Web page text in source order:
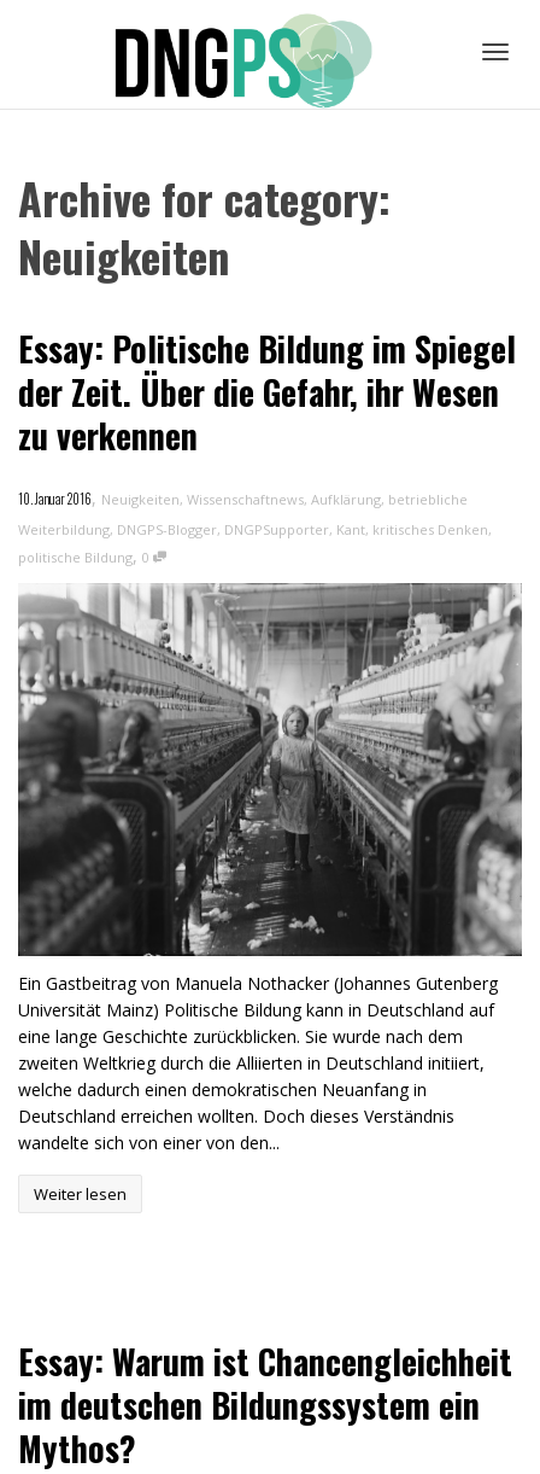
Archive for category:
Neuigkeiten
Essay: Politische Bildung im Spiegel
der Zeit. Über die Gefahr, ihr Wesen
zu verkennen
10. Januar 2016, Neuigkeiten, Wissenschaftnews, Aufklärung, betriebliche
Weiterbildung, DNGPS-Blogger, DNGPSupporter, Kant, kritisches Denken,
politische Bildung, 0
Ein Gastbeitrag von Manuela Nothacker (Johannes Gutenberg
Universität Mainz) Politische Bildung kann in Deutschland auf
eine lange Geschichte zurückblicken. Sie wurde nach dem
zweiten Weltkrieg durch die Alliierten in Deutschland initiiert,
welche dadurch einen demokratischen Neuanfang in
Deutschland erreichen wollten. Doch dieses Verständnis
wandelte sich von einer von den...
Weiter lesen
Essay: Warum ist Chancengleichheit
im deutschen Bildungssystem ein
Mythos?